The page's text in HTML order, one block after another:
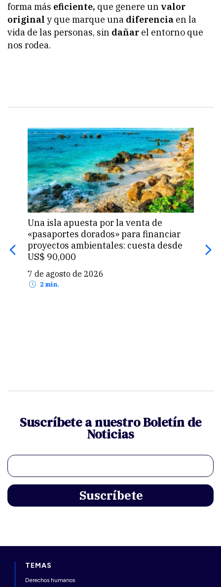
forma más eficiente, que genere un valor
original y que marque una diferencia en la
vida de las personas, sin dañar el entorno que
nos rodea.
Una isla apuesta por la venta de
«pasaportes dorados» para financiar
proyectos ambientales: cuesta desde
US$ 90,000
7 de agosto de 2026
2 min.
Suscríbete a nuestro Boletín de
Noticias
TEMAS
Derechos humanos